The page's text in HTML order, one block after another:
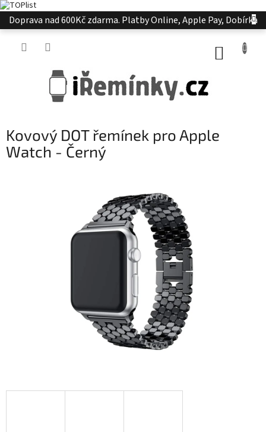
Přejít
na
Doprava nad 600Kč zdarma. Platby Online, Apple Pay, Dobírka
Kovový DOT řemínek pro Apple
Watch - Černý